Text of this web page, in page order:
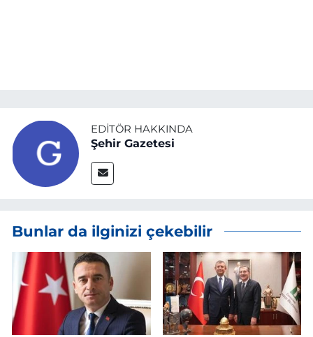
EDITÖR HAKKINDA
Şehir Gazetesi
Bunlar da ilginizi çekebilir